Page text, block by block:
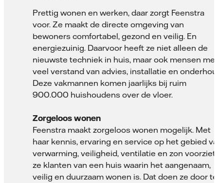
Prettig wonen en werken, daar zorgt Feenstra
voor. Ze maakt de directe omgeving van
bewoners comfortabel, gezond en veilig. En
energiezuinig. Daarvoor heeft ze niet alleen de
nieuwste techniek in huis, maar ook mensen met
veel verstand van advies, installatie en
Deze vakmannen komen jaarlijks bij ruim
900.000 huishoudens over de vloer.
Zorgeloos wonen
Feenstra maakt zorgeloos wonen mogelijk. Met
haar kennis, ervaring en service op het gebied
verwarming, veiligheid, ventilatie en zon voorziet
ze klanten van een huis waarin het aangenaam,
veilig en duurzaam wonen is. Dat doen ze door te